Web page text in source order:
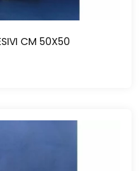
CM 50X50